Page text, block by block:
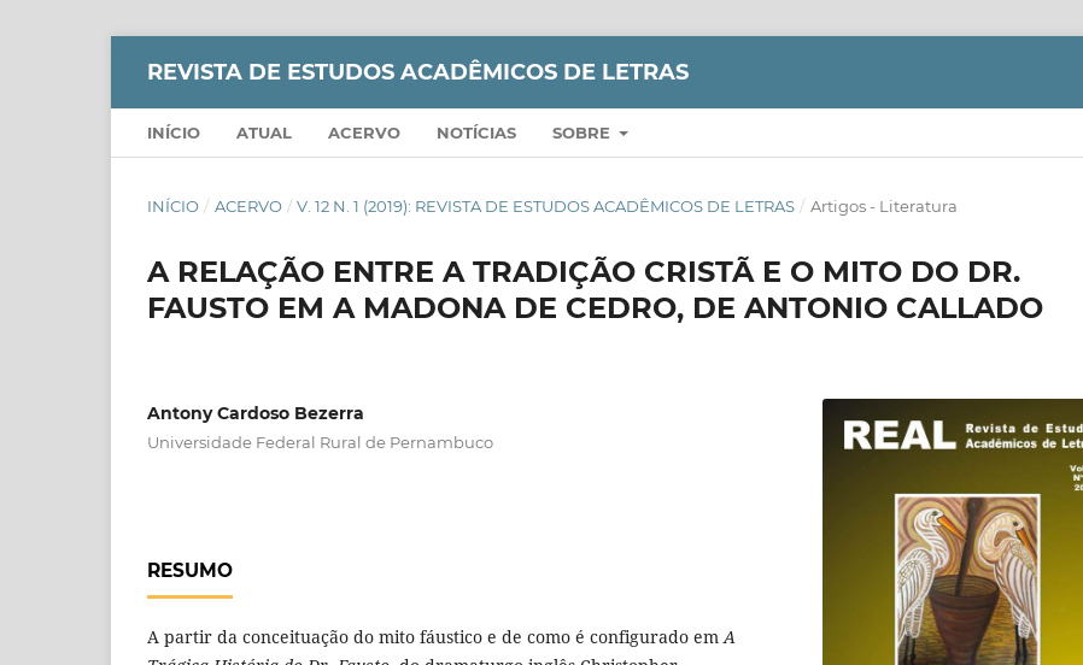
REVISTA DE ESTUDOS ACADÊMICOS DE LETRAS
INÍCIO ATUAL ACERVO NOTÍCIAS SOBRE
INÍCIO / ACERVO / V. 12 N. 1 (2019): REVISTA DE ESTUDOS ACADÊMICOS DE LETRAS / Artigos - Literatura
A RELAÇÃO ENTRE A TRADIÇÃO CRISTÃ E O MITO DO DR.
FAUSTO EM A MADONA DE CEDRO, DE ANTONIO CALLADO
Antony Cardoso Bezerra
Universidade Federal Rural de Pernambuco
RESUMO
A partir da conceituação do mito fáustico e de como é configurado emA